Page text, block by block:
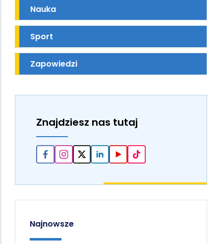
Nauka
Sport
Zapowiedzi
Znajdziesz nas tutaj
Najnowsze